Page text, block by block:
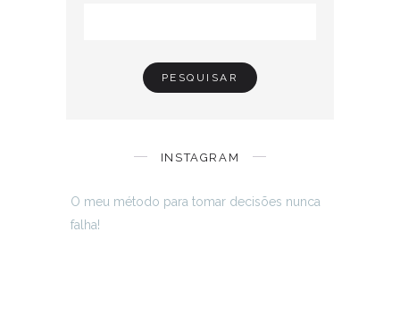
INSTAGRAM
O meu método para tomar decisões nunca
falha!